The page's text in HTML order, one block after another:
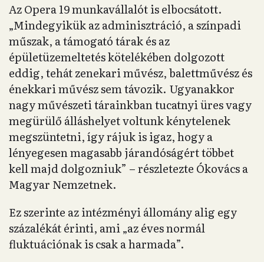
Az Opera 19 munkavállalót is elbocsátott.
„Mindegyikük az adminisztráció, a színpadi
műszak, a támogató tárak és az
épületüzemeltetés kötelékében dolgozott
eddig, tehát zenekari művész, balettművész és
énekkari művész sem távozik. Ugyanakkor
nagy művészeti tárainkban tucatnyi üres vagy
megürülő álláshelyet voltunk kénytelenek
megszüntetni, így rájuk is igaz, hogy a
lényegesen magasabb járandóságért többet
kell majd dolgozniuk” – részletezte Ókovács a
Magyar Nemzetnek.
Ez szerinte az intézményi állomány alig egy
százalékát érinti, ami „az éves normál
fluktuációnak is csak a harmada”.